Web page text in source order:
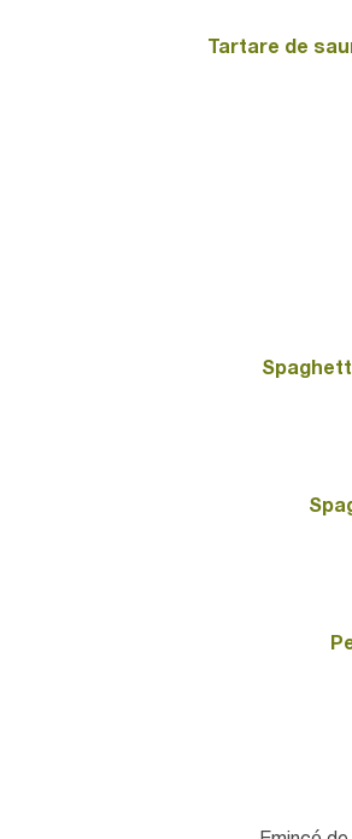
Tartare de